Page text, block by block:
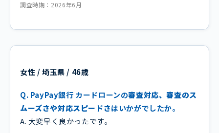
調査時期：2026年6月
女性 / 埼玉県 / 46歳
Q. PayPay銀行 カードローンの審査対応、審査のス
ムーズさや対応スピードさはいかがでしたか。
A. 大変早く良かったです。